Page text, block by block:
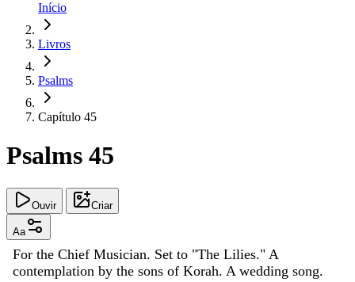
Início
Livros
Psalms
Capítulo 45
Psalms 45
Ouvir Criar
Aa
For the Chief Musician. Set to "The Lilies." A
contemplation by the sons of Korah. A wedding song.